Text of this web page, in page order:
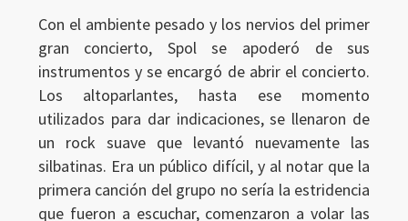
Con el ambiente pesado y los nervios del primer
gran concierto, Spol se apoderó de sus
instrumentos y se encargó de abrir el concierto.
Los altoparlantes, hasta ese momento
utilizados para dar indicaciones, se llenaron de
un rock suave que levantó nuevamente las
silbatinas. Era un público difícil, y al notar que la
primera canción del grupo no sería la estridencia
que fueron a escuchar, comenzaron a volar las